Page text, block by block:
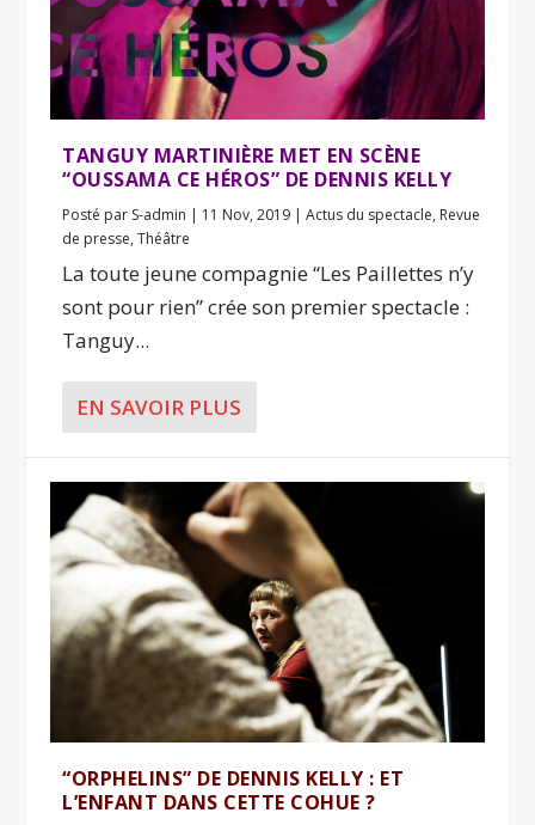
TANGUY MARTINIÈRE MET EN SCÈNE
“OUSSAMA CE HÉROS” DE DENNIS KELLY
Posté par S-admin | 11 Nov, 2019 |Actus du spectacle, Revue
de presse,Théâtre
La toute jeune compagnie “Les Paillettes n’y
sont pour rien” crée son premier spectacle :
Tanguy...
EN SAVOIR PLUS
“ORPHELINS” DE DENNIS KELLY : ET
L’ENFANT DANS CETTE COHUE ?